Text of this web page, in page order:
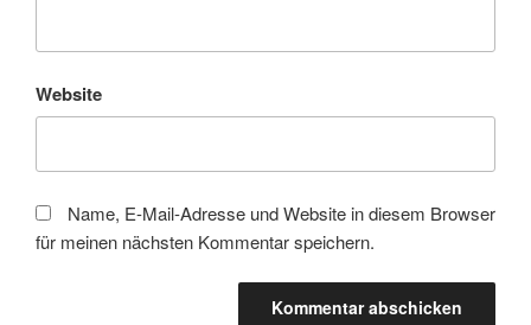
Website
Name, E-Mail-Adresse und Website in diesem Browser
für meinen nächsten Kommentar speichern.